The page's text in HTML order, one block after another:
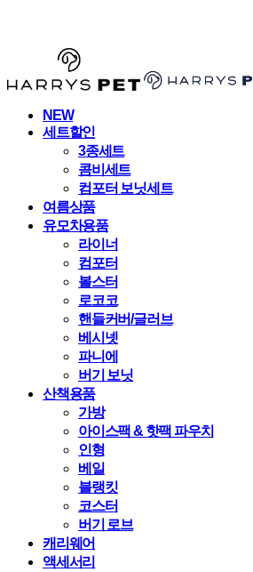
NEW
세트할인
3종세트
콤비세트
컴포터 보닛세트
여름상품
유모차용품
라이너
컴포터
볼스터
로코코
핸들커버/글러브
베시넷
파니에
버기 보닛
산책용품
가방
아이스팩 & 핫팩 파우치
인형
베일
블랭킷
코스터
버기 로브
캐리웨어
액세서리